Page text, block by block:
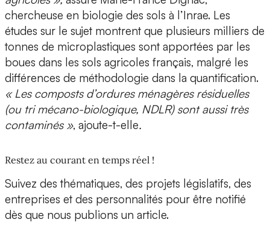
chercheuse en biologie des sols à l’Inrae. Les
études sur le sujet montrent que plusieurs milliers de
tonnes de microplastiques sont apportées par les
boues dans les sols agricoles français, malgré les
différences de méthodologie dans la quantification.
« Les composts d’ordures ménagères résiduelles
(ou tri mécano-biologique, NDLR) sont aussi très
contaminés », ajoute-t-elle.
Restez au courant en temps réel !
Suivez des thématiques, des projets législatifs, des
entreprises et des personnalités pour être notifié
dès que nous publions un article.